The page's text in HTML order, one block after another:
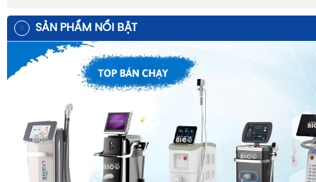
SẢN PHẨM NỔI BẬT